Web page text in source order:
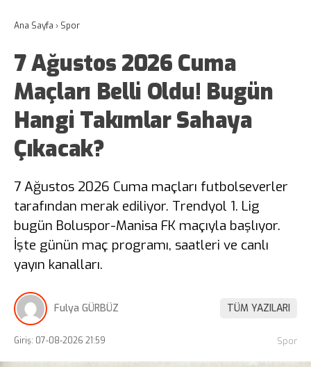
Ana Sayfa › Spor
7 Ağustos 2026 Cuma
Maçları Belli Oldu! Bugün
Hangi Takımlar Sahaya
Çıkacak?
7 Ağustos 2026 Cuma maçları futbolseverler
tarafından merak ediliyor. Trendyol 1. Lig
bugün Boluspor-Manisa FK maçıyla başlıyor.
İşte günün maç programı, saatleri ve canlı
yayın kanalları.
Fulya GÜRBÜZ TÜM YAZILARI
Giriş: 07-08-2026 21:59 Spor